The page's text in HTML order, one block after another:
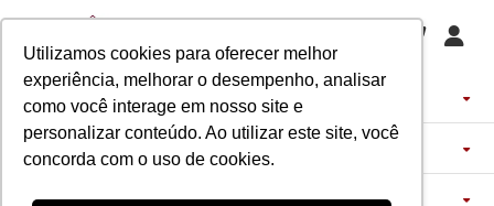
Utilizamos cookies para oferecer melhor
experiência, melhorar o desempenho, analisar
como você interage em nosso site e
personalizar conteúdo. Ao utilizar este site, você
concorda com o uso de cookies.
PERFUMES
IMPORTADOS
FEMININO
ÁRABES
DECANTS
DECANTS DE LUXO
ASSINATURA DE PERFUME